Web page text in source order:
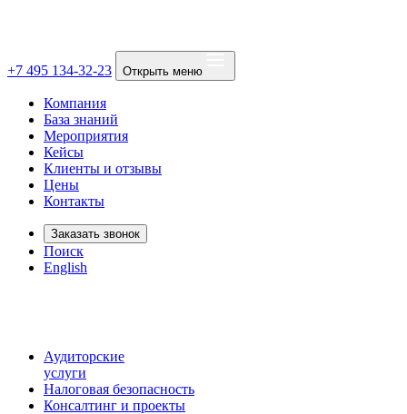
+7 495 134-32-23 Открыть меню
Компания
База знаний
Мероприятия
Кейсы
Клиенты и отзывы
Цены
Контакты
Заказать звонок
Поиск
English
Аудиторские
услуги
Налоговая безопасность
Консалтинг и проекты